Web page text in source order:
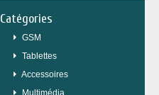
Catégories
GSM
Tablettes
Accessoires
Multimédia